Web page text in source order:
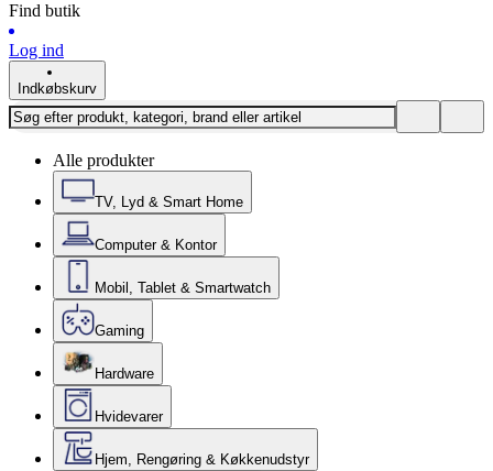
Find butik
Log ind
Indkøbskurv
Alle produkter
TV, Lyd & Smart Home
Computer & Kontor
Mobil, Tablet & Smartwatch
Gaming
Hardware
Hvidevarer
Hjem, Rengøring & Køkkenudstyr